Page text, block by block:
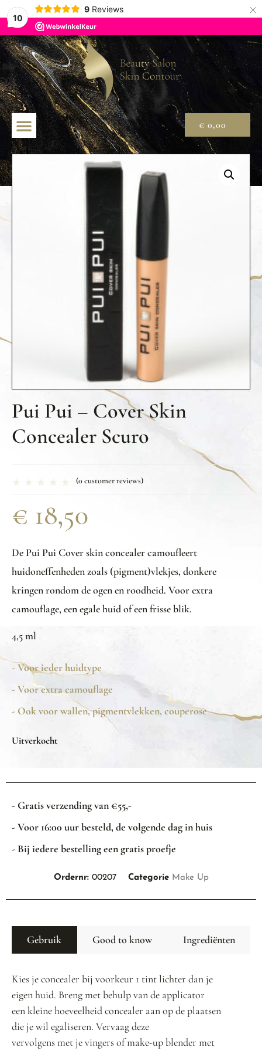
10
9 Reviews ×
€ 0,00
Pui Pui – Cover Skin
Concealer Scuro
(0customer reviews)
€ 18,50
De Pui Pui Cover skin concealer camoufleert
huidoneffenheden zoals (pigment)vlekjes, donkere
kringen rondom de ogen en roodheid. Voor extra
camouflage, een egale huid of een frisse blik.
4,5 ml
- Voor ieder huidtype
- Voor extra camouflage
- Ook voor wallen, pigmentvlekken, couperose
Uitverkocht
- Gratis verzending van €55,-
- Voor 16:00 uur besteld, de volgende dag in huis
- Bij iedere bestelling een gratis proefje
Ordernr: 00207 Categorie Make Up
Gebruik Good to know Ingrediënten
Kies je concealer bij voorkeur 1 tint lichter dan je
eigen huid. Breng met behulp van de applicator
een kleine hoeveelheid concealer aan op de plaatsen
die je wil egaliseren. Vervaag deze
vervolgens met je vingers of make-up blender met